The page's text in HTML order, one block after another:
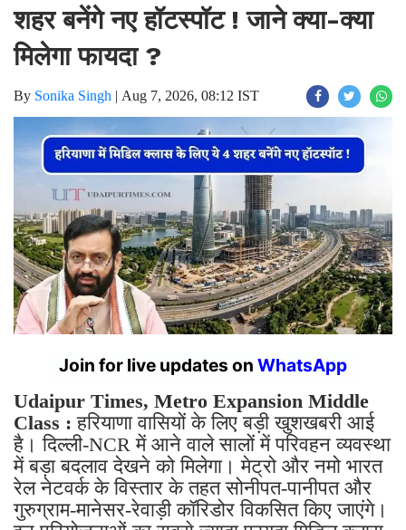
शहर बनेंगे नए हॉटस्पॉट ! जाने क्या-क्या
मिलेगा फायदा ?
By Sonika Singh | Aug 7, 2026, 08:12 IST
Join for live updates on WhatsApp
Udaipur Times, Metro Expansion Middle
Class :हरियाणा वासियों के लिए बड़ी खुशखबरी आई
है। दिल्ली-NCR में आने वाले सालों में परिवहन व्यवस्था
में बड़ा बदलाव देखने को मिलेगा। मेट्रो और नमो भारत
रेल नेटवर्क के विस्तार के तहत सोनीपत-पानीपत और
गुरुग्राम-मानेसर-रेवाड़ी कॉरिडोर विकसित किए जाएंगे।